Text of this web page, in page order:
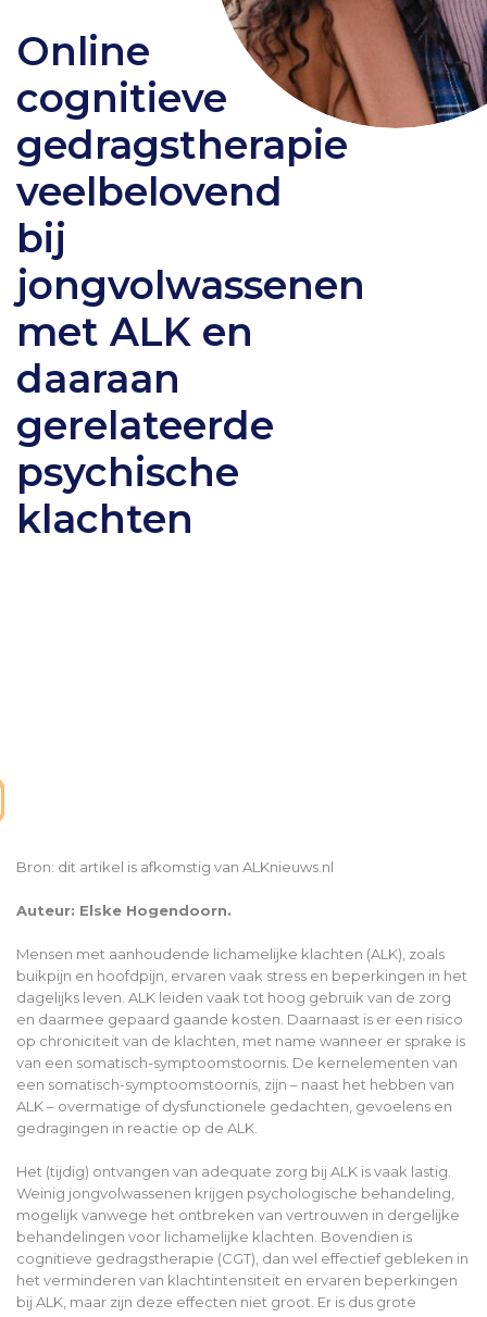
Online
cognitieve
gedragstherapie
veelbelovend
bij
jongvolwassenen
met ALK en
daaraan
gerelateerde
psychische
klachten
Bron: dit artikel is afkomstig van ALKnieuws.nl
Auteur: Elske Hogendoorn.
Mensen met aanhoudende lichamelijke klachten (ALK), zoals
buikpijn en hoofdpijn, ervaren vaak stress en beperkingen in het
dagelijks leven. ALK leiden vaak tot hoog gebruik van de zorg
en daarmee gepaard gaande kosten. Daarnaast is er een risico
op chroniciteit van de klachten, met name wanneer er sprake is
van een somatisch-symptoomstoornis. De kernelementen van
een somatisch-symptoomstoornis, zijn – naast het hebben van
ALK – overmatige of dysfunctionele gedachten, gevoelens en
gedragingen in reactie op de ALK.
Het (tijdig) ontvangen van adequate zorg bij ALK is vaak lastig.
Weinig jongvolwassenen krijgen psychologische behandeling,
mogelijk vanwege het ontbreken van vertrouwen in dergelijke
behandelingen voor lichamelijke klachten. Bovendien is
cognitieve gedragstherapie (CGT), dan wel effectief gebleken in
het verminderen van klachtintensiteit en ervaren beperkingen
bij ALK, maar zijn deze effecten niet groot. Er is dus grote